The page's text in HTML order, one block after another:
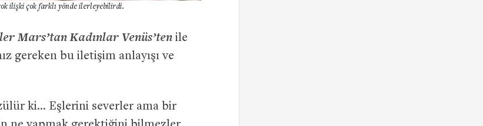
ilişki çok farklı yönde ilerleyebilirdi.
Mars’tan Kadınlar Venüs’ten ile
gereken bu iletişim anlayışı ve
ki… Eşlerini severler ama bir